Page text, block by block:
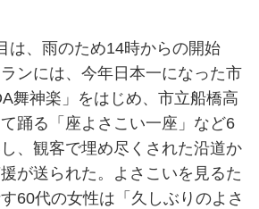
、雨のため14時からの開始
ンには、今年日本一になった市
舞神楽」をはじめ、市立船橋高
踊る「座よさこい一座」など6
、観客で埋め尽くされた沿道か
が送られた。よさこいを見るた
60代の女性は「久しぶりのよさ